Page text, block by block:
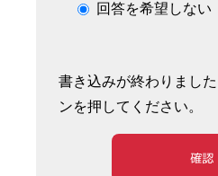
回答を希望しない
書き込みが終わりまし
ンを押してください。
確認